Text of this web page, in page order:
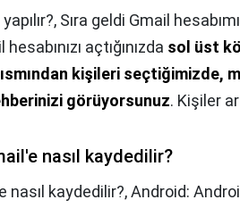
Sıra geldi Gmail
açtığınızda sol üst
kişileri seçtiğimizde,
görüyorsunuz. Kişiler
nasıl kaydedilir?
nasıl kaydedilir?,Android: